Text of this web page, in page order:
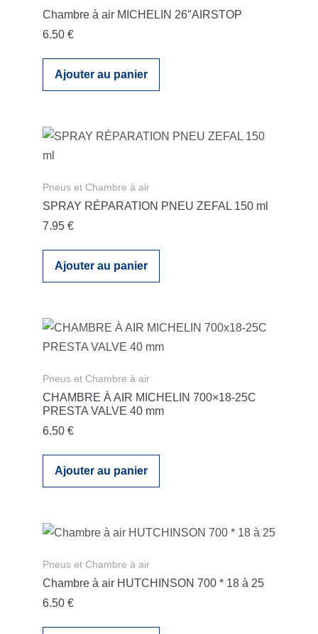
Chambre à air MICHELIN 26″AIRSTOP
6.50 €
Ajouter au panier
Pneus et Chambre à air
SPRAY RÉPARATION PNEU ZEFAL 150 ml
7.95 €
Ajouter au panier
Pneus et Chambre à air
CHAMBRE À AIR MICHELIN 700×18-25C
PRESTA VALVE 40 mm
6.50 €
Ajouter au panier
Pneus et Chambre à air
Chambre à air HUTCHINSON 700 * 18 à 25
6.50 €